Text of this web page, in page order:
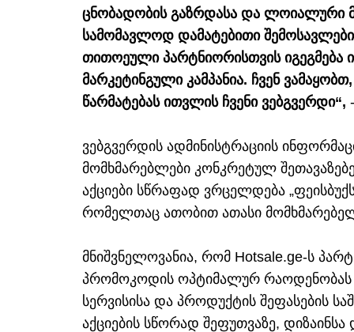
ცნობადობის გაზრდასა და ლოიალური
სამომავლოდ დამატებითი
თითოეული პარტნიორისთვის
მარკეტინგული კამპანია. ჩვენ
წარმატებას ითვლის ჩვენი ვებგვერდი“,
ვებგვერდის ადმინისტრაციის
მომხმარებლები კონკრეტულ
აქციები სწრაფად ვრცელდება
რომელთაც ათობით ათასი
მნიშვნელოვანია, რომ Hotsale.ge-ს
პრომოკოდის ოპტიმალურ რაოდენობას
სერვისისა და პროდუქტის შეფასების
აქციების სწორად შეფუთვაზე,